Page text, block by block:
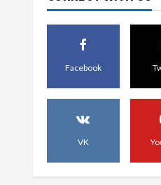
3
Stiri
Facebook
VK